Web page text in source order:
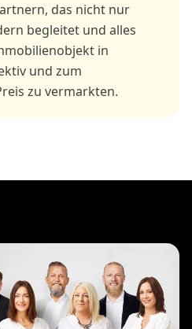
das nicht nur
begleitet und alles
in
und zum
zu vermarkten.